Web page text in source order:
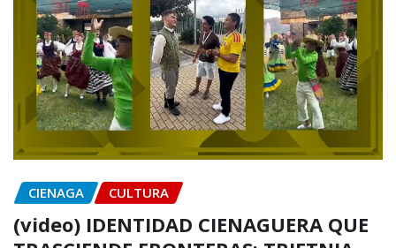
CIENAGA CULTURA
(video) IDENTIDAD CIENAGUERA QUE